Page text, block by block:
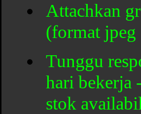
Attachkan
(format
Tunggu
hari bekerja
stok